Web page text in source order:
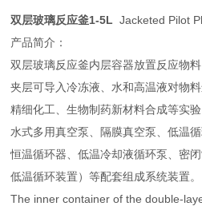
双层玻璃反应釜1-5L Jacketed Pilot
产品简介：
双层玻璃反应釜内层容器放置反应物
夹层可导入冷冻液、水和高温液对物
精细化工、生物制药新材料合成等实
水式多用真空泵、隔膜真空泵、低温
恒温循环器、低温冷却液循环泵、密
低温循环装置）等配套组成系统装置。
The inner container of the double-